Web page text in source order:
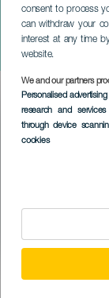
consent to process
can withdraw your
interest at any time
website.
We and our partners
Personalised
research and services
through device
cookies
Kanári-
LANZAROTE
Imagen
Listado